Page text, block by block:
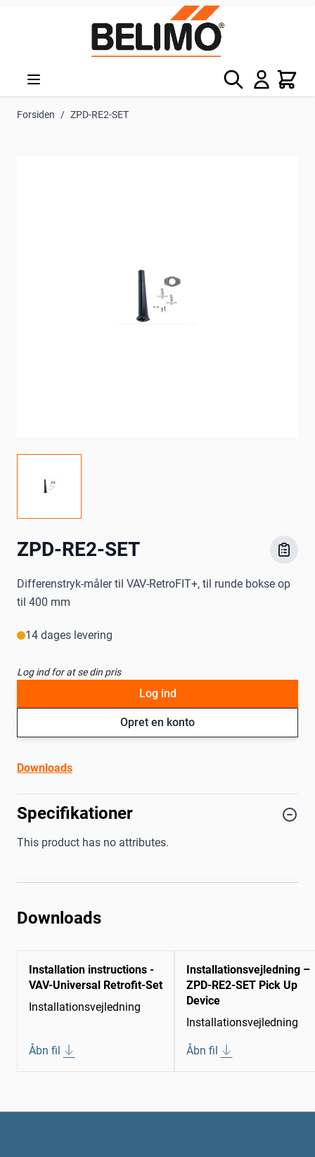
Søg Kurv
Forsiden / ZPD-RE2-SET
ZPD-RE2-SET
Differenstryk-måler til VAV-RetroFIT+, til runde bokse op
til 400 mm
14 dages levering
Log ind for at se din pris
Opret en konto
Log ind
Downloads
Specifikationer
This product has no attributes.
Downloads
Installation instructions -
VAV-Universal Retrofit-Set
Installationsvejledning
Åbn fil
Installationsvejledning –
ZPD-RE2-SET Pick Up
Device
Installationsvejledning
Åbn fil